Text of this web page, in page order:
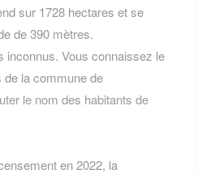
sur 1728 hectares et se
de 390 mètres.
inconnus. Vous connaissez le
de la commune de
le nom des habitants de
en 2022, la